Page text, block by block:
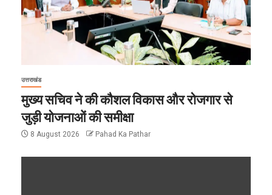
उत्तराखंड
मुख्य सचिव ने की कौशल विकास और रोजगार से
जुड़ी योजनाओं की समीक्षा
8 August 2026 Pahad Ka Pathar